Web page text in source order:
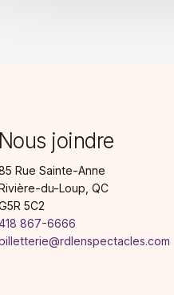
joindre
Rue Sainte-Anne
du-Loup, QC
5C2
867-6666